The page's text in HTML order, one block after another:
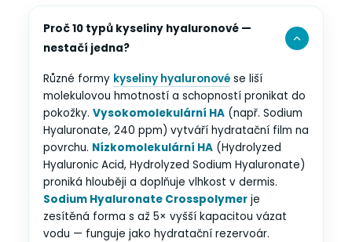
Proč 10 typů kyseliny hyaluronové —
nestačí jedna?
Různé formy kyseliny hyaluronové se liší
molekulovou hmotností a schopností pronikat do
pokožky. Vysokomolekulární HA (např. Sodium
Hyaluronate, 240 ppm) vytváří hydratační film na
povrchu. Nízkomolekulární HA (Hydrolyzed
Hyaluronic Acid, Hydrolyzed Sodium Hyaluronate)
proniká hlouběji a doplňuje vlhkost v dermis.
Sodium Hyaluronate Crosspolymer je
zesítěná forma s až 5× vyšší kapacitou vázat
vodu — funguje jako hydratační rezervoár.